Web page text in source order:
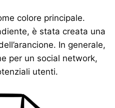
colore principale.
è stata creata una
In generale,
per un social network,
utenti.